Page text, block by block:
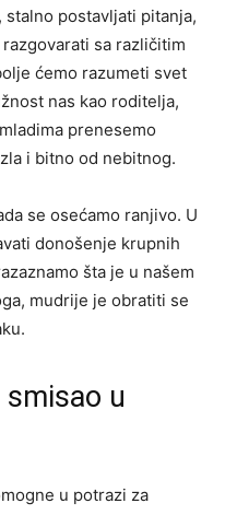
postavljati pitanja,
sa različitim
ćemo razumeti svet
nas kao roditelja,
prenesemo
i bitno od nebitnog.
se osećamo ranjivo. U
donošenje krupnih
šta je u našem
mudrije je obratiti se
u
u potrazi za